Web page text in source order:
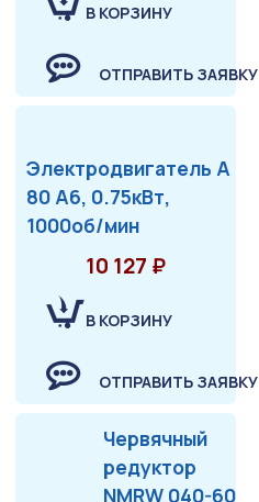
В КОРЗИНУ
ОТПРАВИТЬ ЗАЯВКУ
Электродвигатель А
80 А6, 0.75кВт,
1000об/мин
10 127 ₽
В КОРЗИНУ
ОТПРАВИТЬ ЗАЯВКУ
Червячный
редуктор
NMRW 040-60